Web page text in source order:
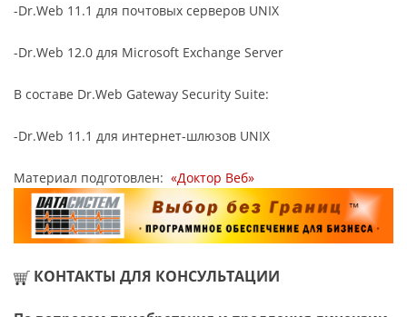
-Dr.Web 11.1 для почтовых серверов UNIX
-Dr.Web 12.0 для Microsoft Exchange Server
В составе Dr.Web Gateway Security Suite:
-Dr.Web 11.1 для интернет-шлюзов UNIX
Материал подготовлен: «Доктор Веб»
КОНТАКТЫ ДЛЯ КОНСУЛЬТАЦИИ